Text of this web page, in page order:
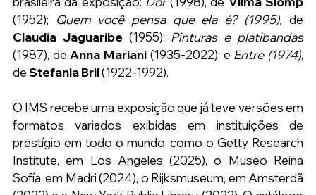
(1952);
Quem você pensa que ela é? (1995),
Claudia Jaguaribe (1955);
Pinturas e platibandas
(1987), de Anna Mariani (1935-2022); e Entre (1974),
de Stefania Bril (1922-1992).
O IMS recebe uma exposição que já teve versões em
formatos variados exibidas em instituições de
prestígio em todo o mundo, como o Getty Research
Institute, em Los Angeles (2025), o Museo Reina
Sofía, em Madri (2024), o Rijksmuseum, em Amsterdã